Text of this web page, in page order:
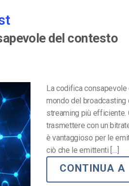
del contesto
La codifica
mondo del
streaming più
trasmettere con un
è vantaggioso per le
ciò che le emittenti […]
CONTINUA A